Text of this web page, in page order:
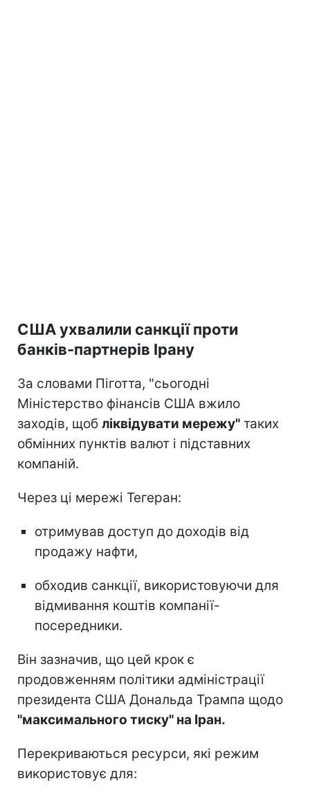
США ухвалили санкції проти
банків-партнерів Ірану
За словами Піготта, "сьогодні
Міністерство фінансів США вжило
заходів, щоб ліквідувати мережу" таких
обмінних пунктів валют і підставних
компаній.
Через ці мережі Тегеран:
отримував доступ до доходів від
продажу нафти,
обходив санкції, використовуючи для
відмивання коштів компанії-
посередники.
Він зазначив, що цей крок є
продовженням політики адміністрації
президента США Дональда Трампа щодо
"максимального тиску" на Іран.
Перекриваються ресурси, які режим
використовує для: